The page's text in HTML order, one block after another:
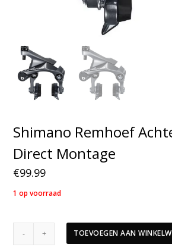
Shimano Remhoef
Direct Montage
€99.99
1 op voorraad
Remhoef
TOEVOEGEN AAN